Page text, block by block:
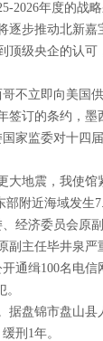
年度的战
步推动北新嘉
央企的认可
立即向美国
订的条约，
监委对十四
地震，我使馆
近海域发生
济委员会原
主任毕井泉严
缉100名电信
盘锦市盘山县
刑1年。